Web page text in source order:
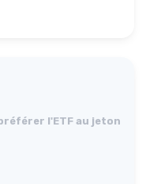
l'ETF au jeton